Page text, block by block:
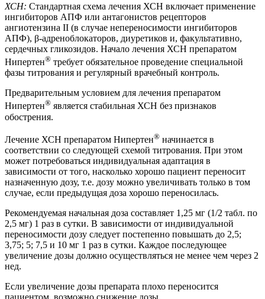
ХСН: Стандартная схема лечения ХСН включает применение
ингибиторов АПФ или антагонистов рецепторов
ангиотензина II (в случае непереносимости ингибиторов
АПФ), β-адреноблокаторов, диуретиков и, факультативно,
сердечных гликозидов. Начало лечения ХСН препаратом
Нипертен® требует обязательное проведение специальной
фазы титрования и регулярный врачебный контроль.
Предварительным условием для лечения препаратом
Нипертен® является стабильная ХСН без признаков
обострения.
Лечение ХСН препаратом Нипертен® начинается в
соответствии со следующей схемой титрования. При этом
может потребоваться индивидуальная адаптация в
зависимости от того, насколько хорошо пациент переносит
назначенную дозу, т.е. дозу можно увеличивать только в том
случае, если предыдущая доза хорошо переносилась.
Рекомендуемая начальная доза составляет 1,25 мг (1/2 табл. по
2,5 мг) 1 раз в сутки. В зависимости от индивидуальной
переносимости дозу следует постепенно повышать до 2,5;
3,75; 5; 7,5 и 10 мг 1 раз в сутки. Каждое последующее
увеличение дозы должно осуществляться не менее чем через 2
нед.
Если увеличение дозы препарата плохо переносится
пациентом, возможно снижение дозы.